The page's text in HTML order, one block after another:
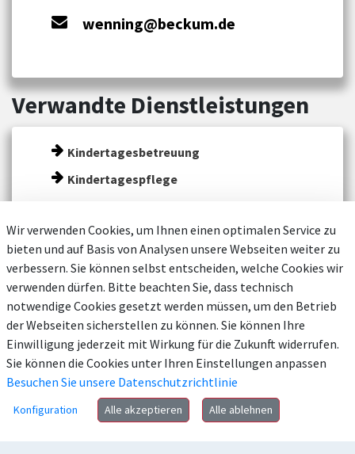
wenning@beckum.de
Verwandte Dienstleistungen
Kindertagesbetreuung
Kindertagespflege
Wir verwenden Cookies, um Ihnen einen optimalen Service zu
bieten und auf Basis von Analysen unsere Webseiten weiter zu
verbessern. Sie können selbst entscheiden, welche Cookies wir
verwenden dürfen. Bitte beachten Sie, dass technisch
notwendige Cookies gesetzt werden müssen, um den Betrieb
der Webseiten sicherstellen zu können. Sie können Ihre
Einwilligung jederzeit mit Wirkung für die Zukunft widerrufen.
Sie können die Cookies unter Ihren Einstellungen anpassen
Besuchen Sie unsere Datenschutzrichtlinie
Konfiguration Alle akzeptieren Alle ablehnen